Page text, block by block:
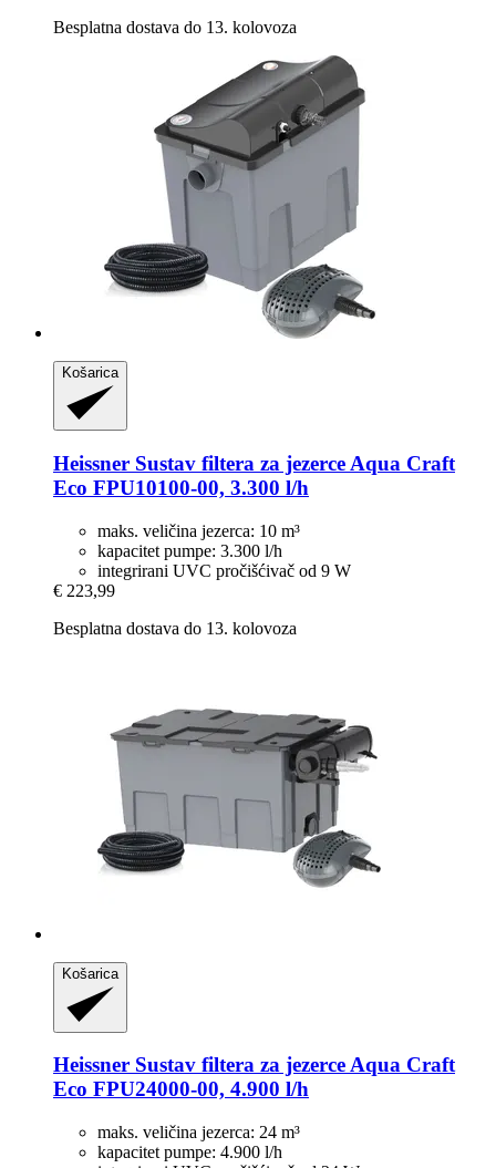
Besplatna dostava do 13. kolovoza
Košarica
Heissner Sustav filtera za jezerce Aqua Craft
Eco FPU10100-​00, 3.300 l/h
maks. veličina jezerca: 10 m³
kapacitet pumpe: 3.300 l/h
integrirani UVC pročišćivač od 9 W
€ 223,99
Besplatna dostava do 13. kolovoza
Košarica
Heissner Sustav filtera za jezerce Aqua Craft
Eco FPU24000-​00, 4.900 l/h
maks. veličina jezerca: 24 m³
kapacitet pumpe: 4.900 l/h